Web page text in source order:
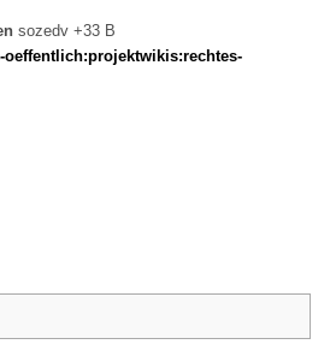
sozedv +33 B